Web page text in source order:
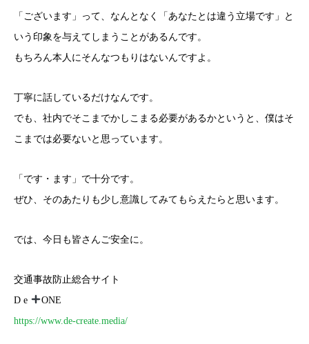
「ございます」って、なんとなく「あなたとは違う立場です」と
いう印象を与えてしまうことがあるんです。
もちろん本人にそんなつもりはないんですよ。
丁寧に話しているだけなんです。
でも、社内でそこまでかしこまる必要があるかというと、僕はそ
こまでは必要ないと思っています。
「です・ます」で十分です。
ぜひ、そのあたりも少し意識してみてもらえたらと思います。
では、今日も皆さんご安全に。
交通事故防止総合サイト
D e
ONE
https://www.de-create.media/